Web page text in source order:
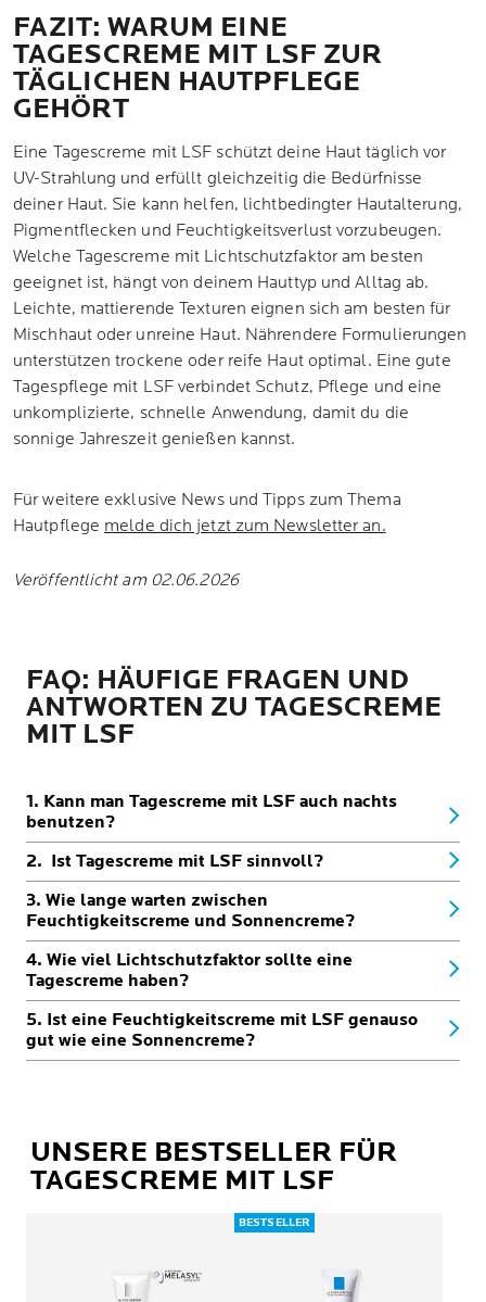
FAZIT: WARUM EINE
TAGESCREME MIT LSF ZUR
TÄGLICHEN HAUTPFLEGE
GEHÖRT
Eine Tagescreme mit LSF schützt deine Haut täglich vor
UV-Strahlung und erfüllt gleichzeitig die Bedürfnisse
deiner Haut. Sie kann helfen, lichtbedingter Hautalterung,
Pigmentflecken und Feuchtigkeitsverlust vorzubeugen.
Welche Tagescreme mit Lichtschutzfaktor am besten
geeignet ist, hängt von deinem Hauttyp und Alltag ab.
Leichte, mattierende Texturen eignen sich am besten für
Mischhaut oder unreine Haut. Nährendere Formulierungen
unterstützen trockene oder reife Haut optimal. Eine gute
Tagespflege mit LSF verbindet Schutz, Pflege und eine
unkomplizierte, schnelle Anwendung, damit du die
sonnige Jahreszeit genießen kannst.
Für weitere exklusive News und Tipps zum Thema
Hautpflege melde dich jetzt zum Newsletter an.
Veröffentlicht am 02.06.2026
FAQ: HÄUFIGE FRAGEN UND
ANTWORTEN ZU TAGESCREME
MIT LSF
1. Kann man Tagescreme mit LSF auch nachts
benutzen?
2. Ist Tagescreme mit LSF sinnvoll?
3. Wie lange warten zwischen
Feuchtigkeitscreme und Sonnencreme?
4. Wie viel Lichtschutzfaktor sollte eine
Tagescreme haben?
5. Ist eine Feuchtigkeitscreme mit LSF genauso
gut wie eine Sonnencreme?
UNSERE BESTSELLER FÜR
TAGESCREME MIT LSF
BESTSELLER